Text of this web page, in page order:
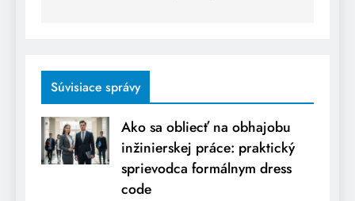
Súvisiace správy
Ako sa obliecť na obhajobu
inžinierskej práce: praktický
sprievodca formálnym dress
code